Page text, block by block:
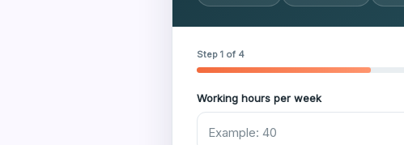
Step 1 of 4
Working hours per week